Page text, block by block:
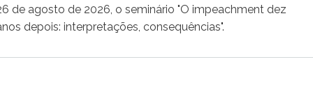
de agosto de 2026, o seminário "O impeachment dez
depois: interpretações, consequências".